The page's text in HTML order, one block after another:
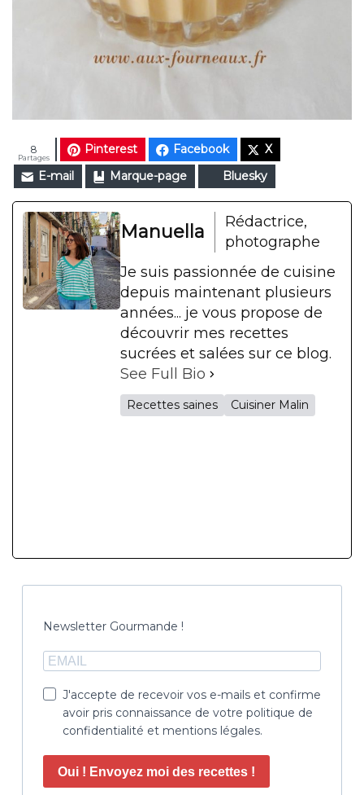
Pinterest Facebook
X
E-mail
Marque-page Bluesky
Partages
8
Manuella
Rédactrice,
photographe
Je suis passionnée de cuisine
depuis maintenant plusieurs
années... je vous propose de
découvrir mes recettes
sucrées et salées sur ce blog.
See Full Bio
Recettes saines Cuisiner Malin
Newsletter Gourmande !
J'accepte de recevoir vos e-mails et confirme
avoir pris connaissance de votre politique de
confidentialité et mentions légales.
Oui ! Envoyez moi des recettes !